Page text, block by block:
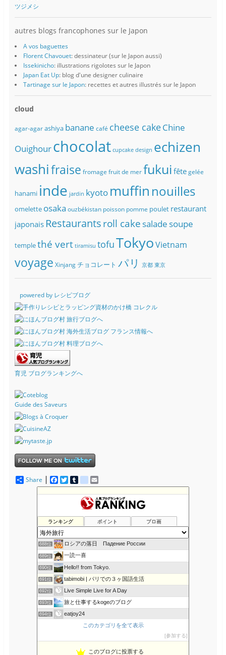
ツジメシ
autres blogs francophones sur le Japon
A vos baguettes
Florent Chavouet: dessinateur (sur le Japon aussi)
Issekinicho: illustrations rigolotes sur le Japon
Japan Eat Up: blog d'une designer culinaire
Tartinage sur le Japon: recettes et autres illustrés sur le Japon
cloud
agar-agar ashiya banane café cheese cakeChine
Ouighourchocolat cupcake design echizen
washifraise fromage fruit de mer fukui fête gelée
hanami inde jardin kyoto muffin nouilles
omelette osaka ouzbékistan poisson pomme poulet restaurant
japonais Restaurantsroll cake salade soupe
templethé vert tiramisu tofuTokyoVietnam
voyage Xinjang チョコレート パリ 京都 東京
powered by レシピブログ
育児 ブログランキングへ
Guide des Saveurs
Share
F
a
c
o
o
k
T
w
i
e
r
T
u
m
b
d
e
l
i
c
o
u
s
m
a
i
l
ランキング ポイント ブロ画
The Resident Diaries
ハッピーリボンレイ日記 from ハワイ
686位 思いつくままに書くブログの静態保管所
687位
688位 ロシアの落日 Падение России
689位 一読一喜
690位 Hello!! from Tokyo.
691位 tabimobi | パリでの３ヶ国語生活
692位 Live Simple Live for A Day
693位 旅と仕事するkogeのブログ
694位 eatjoy24
おっさん女子でも料理が好き
南アフリカ・タウンシップで生活！
このカテゴリを全て表示
参加する
このブログに投票する